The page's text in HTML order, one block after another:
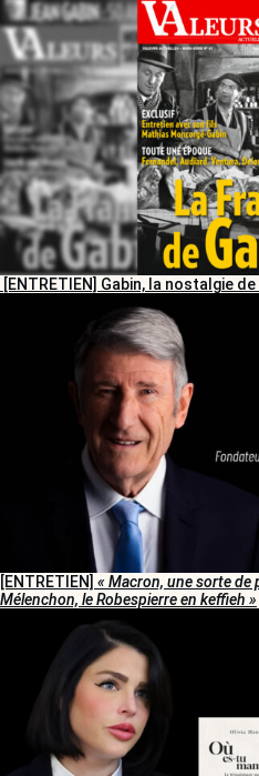
[ENTRETIEN] Gabin, la nostalgie
[ENTRETIEN] « Macron, une sorte de
Mélenchon, le Robespierre en keffieh »